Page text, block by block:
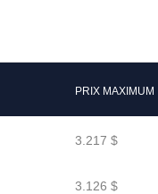
PRIX MAXIMUM
3.217 $
3.126 $